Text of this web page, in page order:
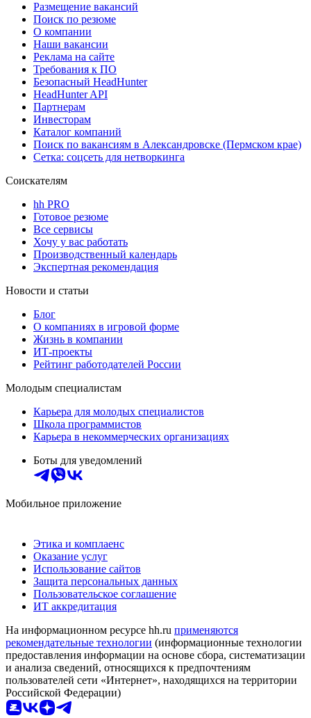
Размещение вакансий
Поиск по резюме
О компании
Наши вакансии
Реклама на сайте
Требования к ПО
Безопасный HeadHunter
HeadHunter API
Партнерам
Инвесторам
Каталог компаний
Поиск по вакансиям в Александровске (Пермском крае)
Сетка: соцсеть для нетворкинга
Соискателям
hh PRO
Готовое резюме
Все сервисы
Хочу у вас работать
Производственный календарь
Экспертная рекомендация
Новости и статьи
Блог
О компаниях в игровой форме
Жизнь в компании
ИТ-проекты
Рейтинг работодателей России
Молодым специалистам
Карьера для молодых специалистов
Школа программистов
Карьера в некоммерческих организациях
Боты для уведомлений
Мобильное приложение
Этика и комплаенс
Оказание услуг
Использование сайтов
Защита персональных данных
Пользовательское соглашение
ИТ аккредитация
На информационном ресурсе hh.ru применяются
рекомендательные технологии (информационные технологии
предоставления информации на основе сбора, систематизации
и анализа сведений, относящихся к предпочтениям
пользователей сети «Интернет», находящихся на территории
Российской Федерации)